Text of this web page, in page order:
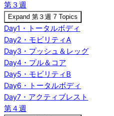
第３週
Expand 第３週 7 Topics
Day1・トータルボディ
Day2・モビリティA
Day3・プッシュ＆レッグ
Day4・プル＆コア
Day5・モビリティB
Day6・トータルボディ
Day7・アクティブレスト
第４週